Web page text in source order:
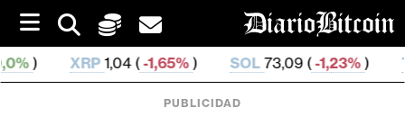
i
p
t
(-1,65%) SOL73,09 ( -1,23%) TRX0,326 894
PUBLICIDAD